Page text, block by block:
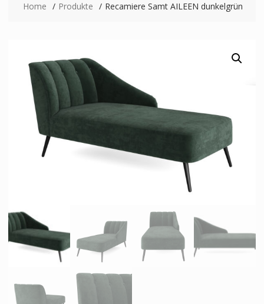
Home Produkte Recamiere Samt AILEEN dunkelgrün